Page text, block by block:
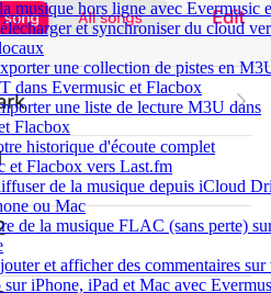
musique hors ligne avec Evermusic
et synchroniser du cloud
une collection de pistes en
dans Evermusic et Flacbox
une liste de lecture M3U dans
Flacbox
historique d'écoute complet
et Flacbox vers Last.fm
de la musique depuis iCloud
ou Mac
de la musique FLAC (sans perte)
et afficher des commentaires sur
sur iPhone, iPad et Mac avec